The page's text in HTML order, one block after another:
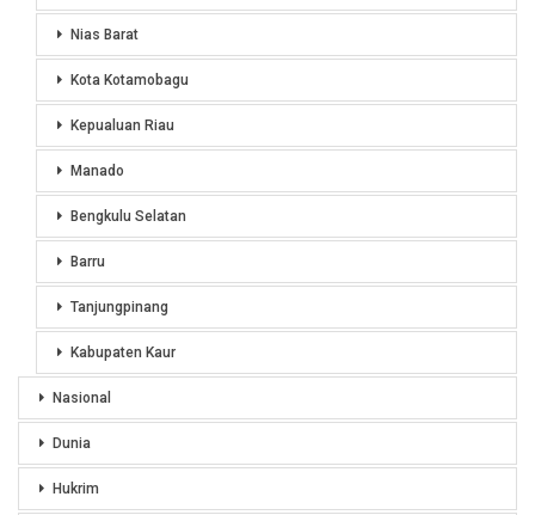
Nias Barat
Kota Kotamobagu
Kepualuan Riau
Manado
Bengkulu Selatan
Barru
Tanjungpinang
Kabupaten Kaur
Nasional
Dunia
Hukrim